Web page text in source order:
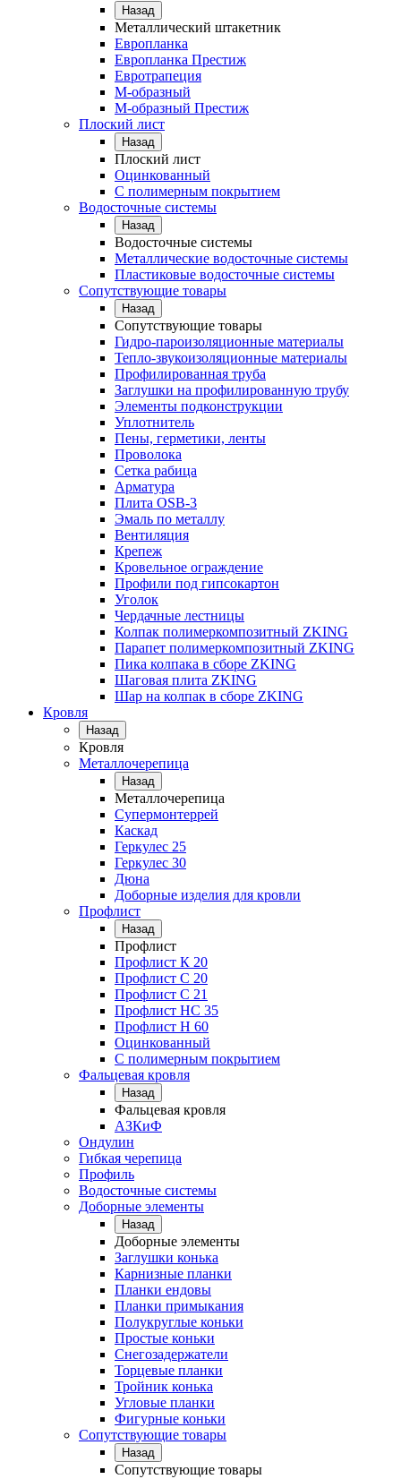
Назад
Металлический штакетник
Европланка
Европланка Престиж
Евротрапеция
М-образный
М-образный Престиж
Плоский лист
Назад
Плоский лист
Оцинкованный
С полимерным покрытием
Водосточные системы
Назад
Водосточные системы
Металлические водосточные системы
Пластиковые водосточные системы
Сопутствующие товары
Назад
Сопутствующие товары
Гидро-пароизоляционные материалы
Тепло-звукоизоляционные материалы
Профилированная труба
Заглушки на профилированную трубу
Элементы подконструкции
Уплотнитель
Пены, герметики, ленты
Проволока
Сетка рабица
Арматура
Плита OSB-3
Эмаль по металлу
Вентиляция
Крепеж
Кровельное ограждение
Профили под гипсокартон
Уголок
Чердачные лестницы
Колпак полимеркомпозитный ZKING
Парапет полимеркомпозитный ZKING
Пика колпака в сборе ZKING
Шаговая плита ZKING
Шар на колпак в сборе ZKING
Кровля
Назад
Кровля
Металлочерепица
Назад
Металлочерепица
Супермонтеррей
Каскад
Геркулес 25
Геркулес 30
Дюна
Доборные изделия для кровли
Профлист
Назад
Профлист
Профлист К 20
Профлист С 20
Профлист C 21
Профлист НС 35
Профлист Н 60
Оцинкованный
С полимерным покрытием
Фальцевая кровля
Назад
Фальцевая кровля
АЗКиФ
Ондулин
Гибкая черепица
Профиль
Водосточные системы
Доборные элементы
Назад
Доборные элементы
Заглушки конька
Карнизные планки
Планки ендовы
Планки примыкания
Полукруглые коньки
Простые коньки
Снегозадержатели
Торцевые планки
Тройник конька
Угловые планки
Фигурные коньки
Сопутствующие товары
Назад
Сопутствующие товары